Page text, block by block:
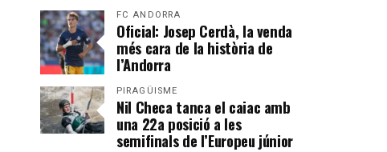
FC ANDORRA
Oficial: Josep Cerdà, la venda
més cara de la història de
l’Andorra
PIRAGÜISME
Nil Checa tanca el caiac amb
una 22a posició a les
semifinals de l’Europeu júnior